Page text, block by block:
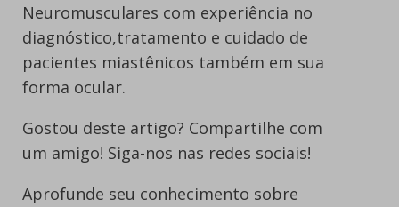
Neuromusculares com experiência no
diagnóstico,tratamento e cuidado de
pacientes miastênicos também em sua
forma ocular.
Gostou deste artigo? Compartilhe com
um amigo! Siga-nos nas redes sociais!
Aprofunde seu conhecimento sobre